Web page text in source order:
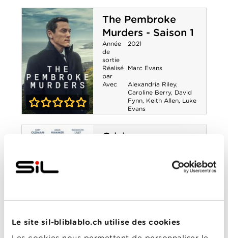
Le site sil-bliblablo.ch utilise des cookies
Notre fils
The Pembroke
Murders - Saison 1
The Pembroke
Année
de
sortie
2021
Réalisé
par
Marc Evans
Avec Alexandria Riley,
Caroline Berry, David
Fynn, Keith Allen, Luke
Evans
Crisis
0-0
Nicholas Jarecki
Depp, Luke Evans